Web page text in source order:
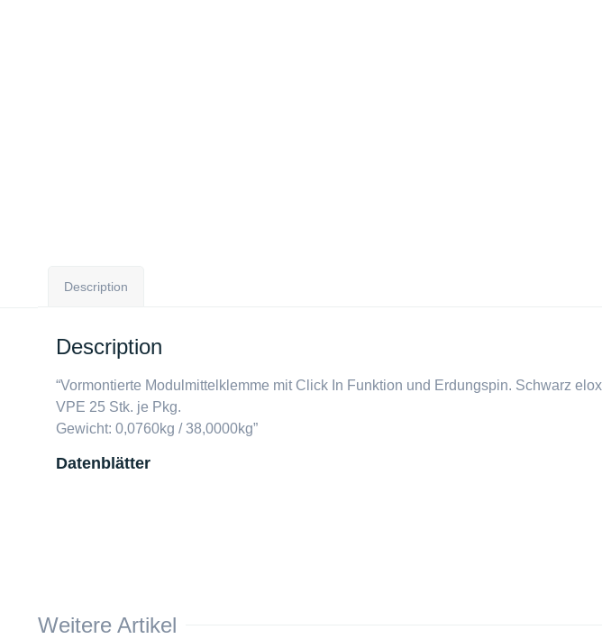
Description
Description
“Vormontierte Modulmittelklemme mit Click In Funktion und Erdungspin. Schwarz
VPE 25 Stk. je Pkg.
Gewicht: 0,0760kg / 38,0000kg”
Datenblätter
Weitere Artikel